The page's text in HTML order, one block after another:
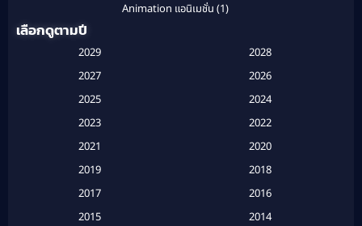
Animation แอนิเมชั่น (1)
Based on a True Story สร้างจากเรื่องจริง(2)
Based on a True Story เรื่องจริง (20)
Based on a True Story เรื่องจริง (16)
เลือกดูตามปี
2029
2028
2027
2026
2025
2024
2023
2022
2021
2020
2019
2018
2017
2016
2015
2014